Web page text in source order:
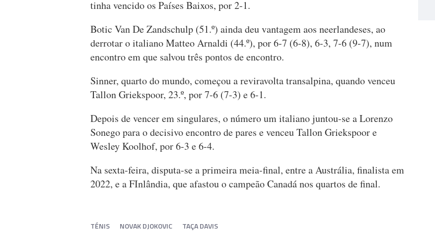
tinha vencido os Países Baixos, por 2-1.
Botic Van De Zandschulp (51.º) ainda deu vantagem aos neerlandeses, ao
derrotar o italiano Matteo Arnaldi (44.º), por 6-7 (6-8), 6-3, 7-6 (9-7), num
encontro em que salvou três pontos de encontro.
Sinner, quarto do mundo, começou a reviravolta transalpina, quando venceu
Tallon Griekspoor, 23.º, por 7-6 (7-3) e 6-1.
Depois de vencer em singulares, o número um italiano juntou-se a Lorenzo
Sonego para o decisivo encontro de pares e venceu Tallon Griekspoor e
Wesley Koolhof, por 6-3 e 6-4.
Na sexta-feira, disputa-se a primeira meia-final, entre a Austrália, finalista em
2022, e a FInlândia, que afastou o campeão Canadá nos quartos de final.
TÉNIS NOVAK DJOKOVIC TAÇA DAVIS